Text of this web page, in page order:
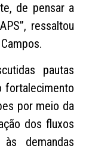
de pensar a
ressaltou
pautas
fortalecimento
por meio da
dos fluxos
demandas